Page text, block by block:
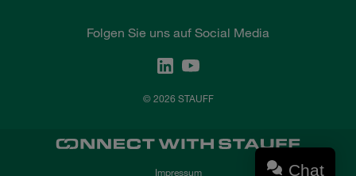
Folgen Sie uns auf Social Media
© 2026 STAUFF
Impressum Chat